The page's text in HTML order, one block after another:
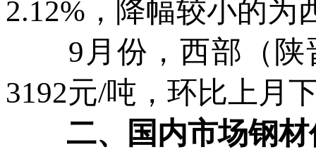
2.12%，降幅较小的为
9月份，西部（陕
3192元/吨，环比上月
二、国内市场钢材